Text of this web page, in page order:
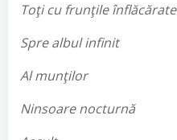
Toţi cu frunţile înflăcărate
Spre albul infinit
Al munţilor
Ninsoare nocturnă